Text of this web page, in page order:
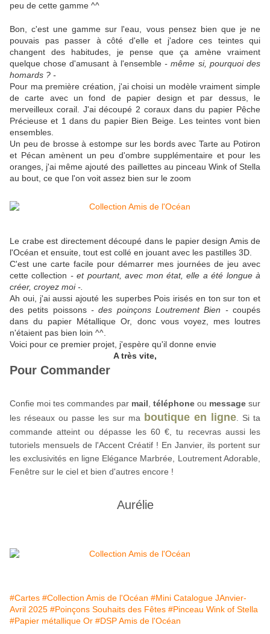
peu de cette gamme ^^
Bon, c'est une gamme sur l'eau, vous pensez bien que je ne
pouvais pas passer à côté d'elle et j'adore ces teintes qui
changent des habitudes, je pense que ça amène vraiment
quelque chose d'amusant à l'ensemble- même si, pourquoi des
homards ? -
Pour ma première création, j'ai choisi un modèle vraiment simple
de carte avec un fond de papier design et par dessus, le
merveilleux corail. J'ai découpé 2 coraux dans du papier Pêche
Précieuse et 1 dans du papier Bien Beige. Les teintes vont bien
ensembles.
Un peu de brosse à estompe sur les bords avec Tarte au Potiron
et Pécan amènent un peu d'ombre supplémentaire et pour les
oranges, j'ai même ajouté des paillettes au pinceau Wink of Stella
au bout, ce que l'on voit assez bien sur le zoom
Le crabe est directement découpé dans le papier design Amis de
l'Océan et ensuite, tout est collé en jouant avec les pastilles 3D.
C'est une carte facile pour démarrer mes journées de jeu avec
cette collection - et pourtant, avec mon état, elle a été longue à
créer, croyez moi -.
Ah oui, j'ai aussi ajouté les superbes Pois irisés en ton sur ton et
des petits poissons - des poinçons Loutrement Bien -coupés
dans du papier Métallique Or, donc vous voyez, mes loutres
n'étaient pas bien loin ^^.
Voici pour ce premier projet, j'espère qu'il donne envie
A très vite,
Pour Commander
Confie moi tes commandes par mail téléphone ou message sur
les réseaux ou passe les sur ma boutique en ligne . Si ta
commande atteint ou dépasse les 60 €, tu recevras aussi les
tutoriels mensuels de l'Accent Créatif ! En Janvier, ils portent sur
les exclusivités en ligne Elégance Marbrée, Loutrement Adorable,
Fenêtre sur le ciel et bien d'autres encore !
Aurélie
#Cartes #Collection Amis de l'Océan #Mini Catalogue JAnvier-
Avril 2025 #Poinçons Souhaits des Fêtes #Pinceau Wink of Stella
#Papier métallique Or #DSP Amis de l'Océan